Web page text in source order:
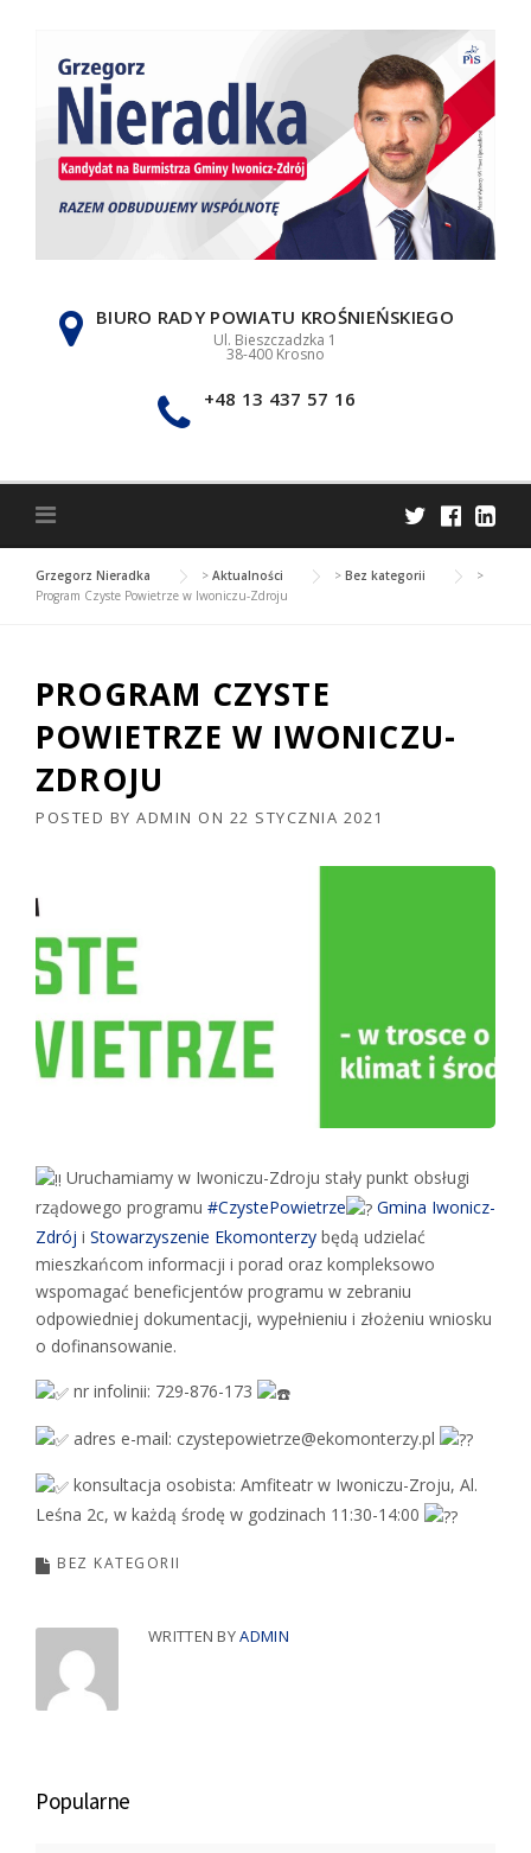
BIURO RADY POWIATU KROŚNIEŃSKIEGO
Ul. Bieszczadzka 1
38-400 Krosno
+48 13 437 57 16
Grzegorz Nieradka > Aktualności > Bez kategorii
>
Program Czyste Powietrze w Iwoniczu-Zdroju
PROGRAM CZYSTE
POWIETRZE W IWONICZU-
ZDROJU
POSTED BY ADMIN ON 22 STYCZNIA 2021
Uruchamiamy w Iwoniczu-Zdroju stały punkt obsługi
rządowego programu #CzystePowietrze
Gmina Iwonicz-
Zdrój i Stowarzyszenie Ekomonterzy będą udzielać
mieszkańcom informacji i porad oraz kompleksowo
wspomagać beneficjentów programu w zebraniu
odpowiedniej dokumentacji, wypełnieniu i złożeniu wniosku
o dofinansowanie.
nr infolinii: 729-876-173
adres e-mail: czystepowietrze@ekomonterzy.pl
konsultacja osobista: Amfiteatr w Iwoniczu-Zroju, Al.
Leśna 2c, w każdą środę w godzinach 11:30-14:00
BEZ KATEGORII
WRITTEN BYADMIN
Popularne